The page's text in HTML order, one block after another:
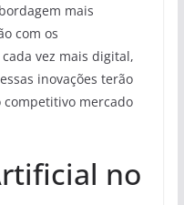
mais
com os
vez mais digital,
inovações terão
mercado
no